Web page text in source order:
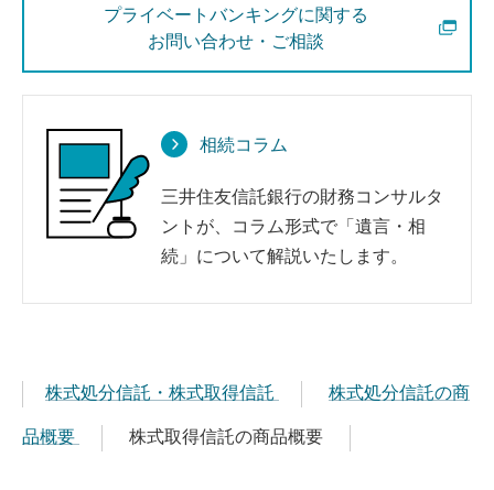
プライベートバンキングに関する
お問い合わせ・ご相談
相続コラム
三井住友信託銀行の財務コンサルタ
ントが、コラム形式で「遺言・相
続」について解説いたします。
株式処分信託・株式取得信託
株式処分信託の商
品概要
株式取得信託の商品概要